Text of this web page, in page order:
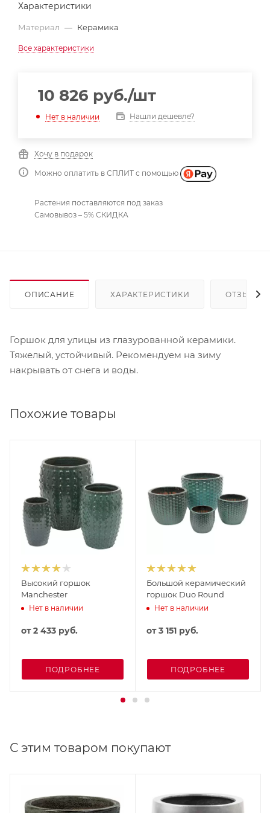
Характеристики
Материал — Керамика
Все характеристики
10 826 руб./шт
Нет в наличии Нашли дешевле?
Хочу в подарок
Можно оплатить в СПЛИТ с помощью
Растения поставляются под заказ
Самовывоз – 5% СКИДКА
ОПИСАНИЕ ХАРАКТЕРИСТИКИ ОТЗЫВЫ
Горшок для улицы из глазурованной керамики.
Тяжелый, устойчивый. Рекомендуем на зиму
накрывать от снега и воды.
Похожие товары
Высокий горшок
Manchester
Нет в наличии
от2 433 руб.
ПОДРОБНЕЕ
Большой керамический
горшок Duo Round
Нет в наличии
от3 151 руб.
ПОДРОБНЕЕ
С этим товаром покупают